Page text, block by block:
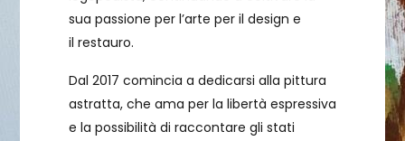
sua passione per l’arte per il design e
il restauro.
Dal 2017 comincia a dedicarsi alla pittura
astratta, che ama per la libertà espressiva
e la possibilità di raccontare gli stati